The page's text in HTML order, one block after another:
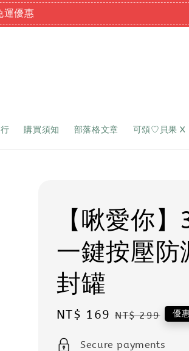
運優惠
購買須知 部落格文章 可頌♡貝果 X
【啾愛你
一鍵按壓防
封罐
Sale
NT$ 169 Regular
NT$ 299 優
Secure payments